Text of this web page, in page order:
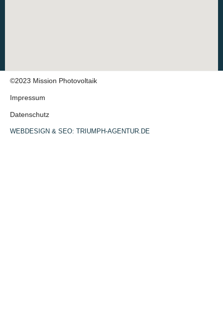
©2023 Mission Photovoltaik
Impressum
Datenschutz
WEBDESIGN & SEO: TRIUMPH-AGENTUR.DE